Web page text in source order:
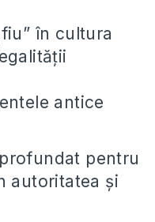
în cultura
antice
pentru
autoritatea și